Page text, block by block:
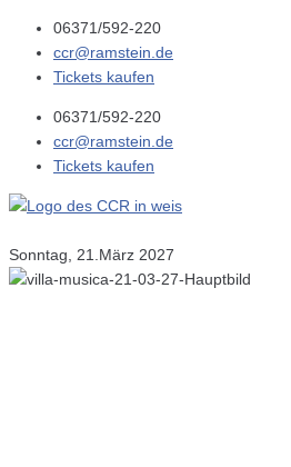
06371/592-220
ccr@ramstein.de
Tickets kaufen
06371/592-220
ccr@ramstein.de
Tickets kaufen
Sonntag, 21.März 2027